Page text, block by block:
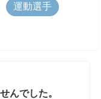
運動選手
んでした。